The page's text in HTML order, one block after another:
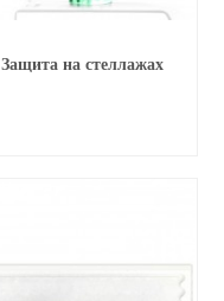
Защита на стеллажах